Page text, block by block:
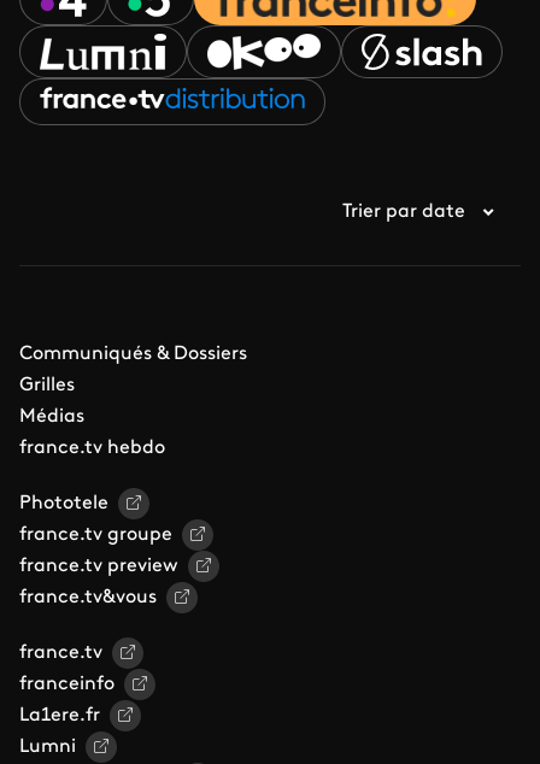
Trier par date
Communiqués & Dossiers
Grilles
Médias
france.tv hebdo
Phototele
france.tv groupe
france.tv preview
france.tv&vous
france.tv
franceinfo
La1ere.fr
Lumni